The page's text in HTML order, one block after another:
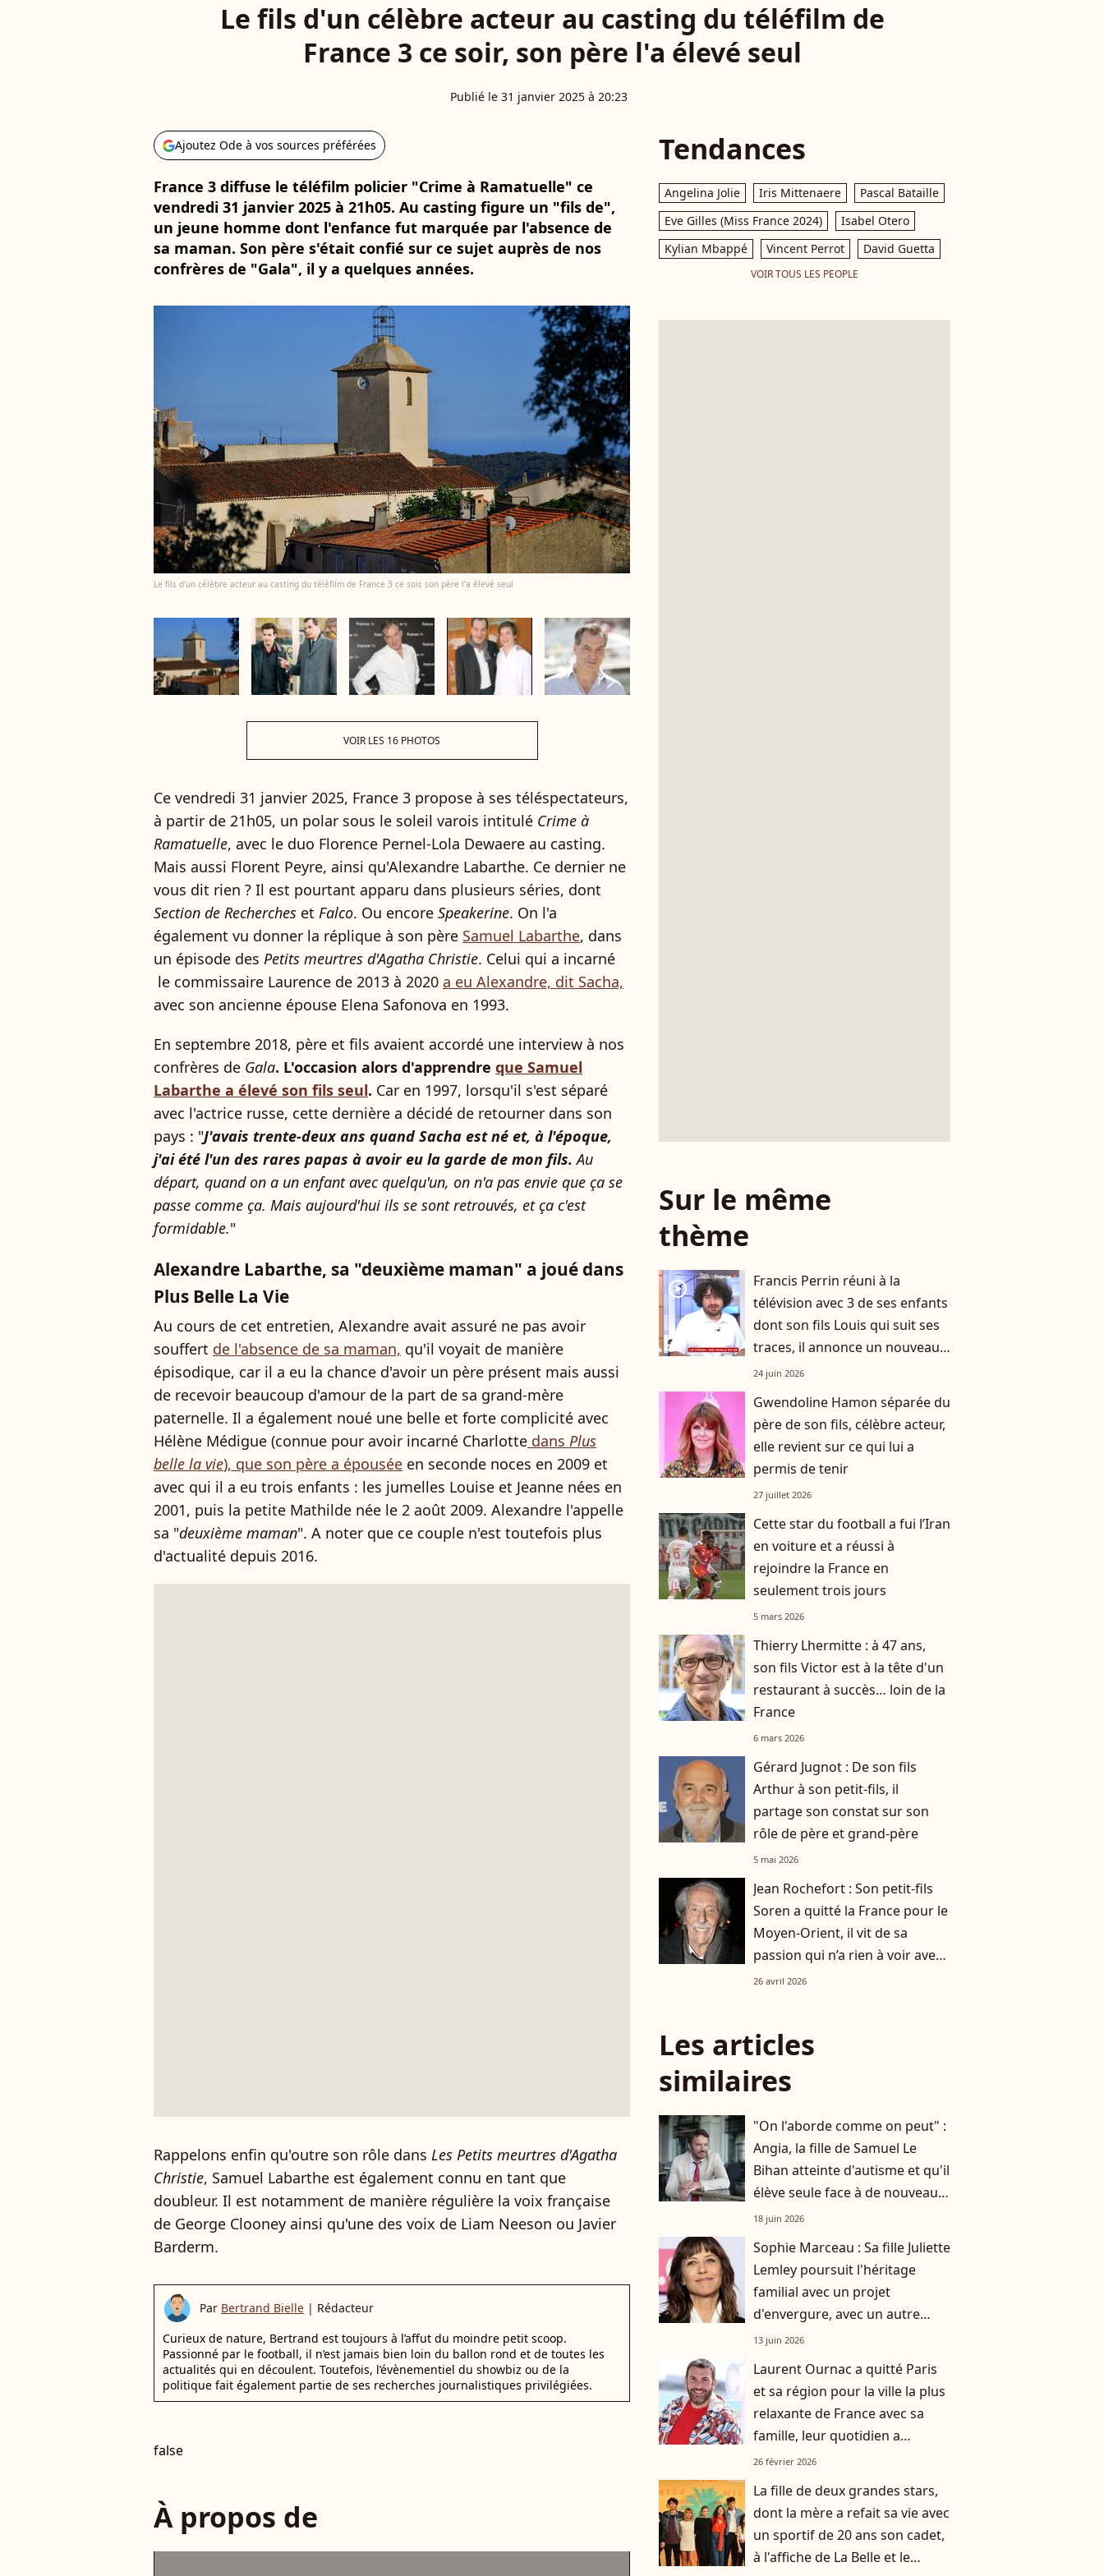
Le fils d'un célèbre acteur au casting du téléfilm de
France 3 ce soir, son père l'a élevé seul
Publié le 31 janvier 2025 à 20:23
Ajoutez Ode à vos sources préférées
France 3 diffuse le téléfilm policier "Crime à Ramatuelle" ce
vendredi 31 janvier 2025 à 21h05. Au casting figure un "fils de",
un jeune homme dont l'enfance fut marquée par l'absence de
sa maman. Son père s'était confié sur ce sujet auprès de nos
confrères de "Gala", il y a quelques années.
Le fils d'un célèbre acteur au casting du téléfilm de France 3 ce soir, son père l'a élevé seul
VOIR LES 16 PHOTOS
Ce vendredi 31 janvier 2025, France 3 propose à ses téléspectateurs,
à partir de 21h05, un polar sous le soleil varois intitulé Crime à
Ramatuelle, avec le duo Florence Pernel-Lola Dewaere au casting.
Mais aussi Florent Peyre, ainsi qu'Alexandre Labarthe. Ce dernier ne
vous dit rien ? Il est pourtant apparu dans plusieurs séries, dont
Section de Recherches et Falco. Ou encore Speakerine. On l'a
également vu donner la réplique à son père Samuel Labarthe, dans
un épisode des Petits meurtres d'Agatha Christie. Celui qui a incarné
le commissaire Laurence de 2013 à 2020 a eu Alexandre, dit Sacha,
avec son ancienne épouse Elena Safonova en 1993.
En septembre 2018, père et fils avaient accordé une interview à nos
confrères de Gala. L'occasion alors d'apprendre que Samuel
Labarthe a élevé son fils seul. Car en 1997, lorsqu'il s'est séparé
avec l'actrice russe, cette dernière a décidé de retourner dans son
pays : "J'avais trente-deux ans quand Sacha est né et, à l'époque,
j'ai été l'un des rares papas à avoir eu la garde de mon fils.Au
départ, quand on a un enfant avec quelqu'un, on n'a pas envie que ça se
passe comme ça. Mais aujourd'hui ils se sont retrouvés, et ça c'est
formidable."
Alexandre Labarthe, sa "deuxième maman" a joué dans
Plus Belle La Vie
Au cours de cet entretien, Alexandre avait assuré ne pas avoir
souffert de l'absence de sa maman, qu'il voyait de manière
épisodique, car il a eu la chance d'avoir un père présent mais aussi
de recevoir beaucoup d'amour de la part de sa grand-mère
paternelle. Il a également noué une belle et forte complicité avec
Hélène Médigue (connue pour avoir incarné Charlotte dans Plus
belle la vie), que son père a épousée en seconde noces en 2009 et
avec qui il a eu trois enfants : les jumelles Louise et Jeanne nées en
2001, puis la petite Mathilde née le 2 août 2009. Alexandre l'appelle
sa "deuxième maman". A noter que ce couple n'est toutefois plus
d'actualité depuis 2016.
Rappelons enfin qu'outre son rôle dans Les Petits meurtres d'Agatha
Christie, Samuel Labarthe est également connu en tant que
doubleur. Il est notamment de manière régulière la voix française
de George Clooney ainsi qu'une des voix de Liam Neeson ou Javier
Barderm.
Par Bertrand Bielle | Rédacteur
Curieux de nature, Bertrand est toujours à l’affut du moindre petit scoop.
Passionné par le football, il n’est jamais bien loin du ballon rond et de toutes les
actualités qui en découlent. Toutefois, l’évènementiel du showbiz ou de la
politique fait également partie de ses recherches journalistiques privilégiées.
false
À propos de
Tendances
Angelina Jolie Iris Mittenaere
Pascal Bataille
Eve Gilles (Miss France 2024)
Isabel Otero
Kylian Mbappé
Vincent Perrot David Guetta
VOIR TOUS LES PEOPLE
Sur le même
thème
player2
Francis Perrin réuni à la
télévision avec 3 de ses enfants
dont son fils Louis qui suit ses
traces, il annonce un nouveau
projet sans son père !
24 juin 2026
Gwendoline Hamon séparée du
père de son fils, célèbre acteur,
elle revient sur ce qui lui a
permis de tenir
27 juillet 2026
Cette star du football a fui l’Iran
en voiture et a réussi à
rejoindre la France en
seulement trois jours
5 mars 2026
Thierry Lhermitte : à 47 ans,
son fils Victor est à la tête d'un
restaurant à succès… loin de la
France
6 mars 2026
Gérard Jugnot : De son fils
Arthur à son petit-fils, il
partage son constat sur son
rôle de père et grand-père
5 mai 2026
Jean Rochefort : Son petit-fils
Soren a quitté la France pour le
Moyen-Orient, il vit de sa
passion qui n’a rien à voir avec
le cinéma
26 avril 2026
Les articles
similaires
"On l'aborde comme on peut" :
Angia, la fille de Samuel Le
Bihan atteinte d'autisme et qu'il
élève seule face à de nouveaux
défis
18 juin 2026
Sophie Marceau : Sa fille Juliette
Lemley poursuit l'héritage
familial avec un projet
d'envergure, avec un autre
enfant du sérail
13 juin 2026
Laurent Ournac a quitté Paris
et sa région pour la ville la plus
relaxante de France avec sa
famille, leur quotidien a
totalement changé
26 février 2026
La fille de deux grandes stars,
dont la mère a refait sa vie avec
un sportif de 20 ans son cadet,
à l'affiche de La Belle et le